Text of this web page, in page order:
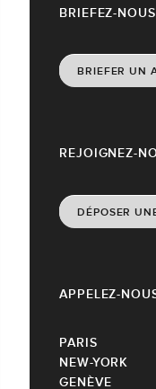
REJOIGNEZ-
DÉPOSER
APPELEZ-
PARIS
NEW-YORK
GENÈVE
BRIEFEZ-NOUS
BRIEFER UN